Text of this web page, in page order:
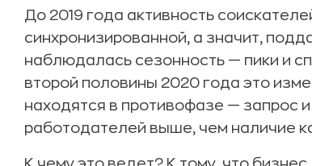
До 2019 года активность
синхронизированной, а значит,
наблюдалась сезонность — пики и
второй половины 2020 года это
находятся в противофазе — запрос
работодателей выше, чем наличие